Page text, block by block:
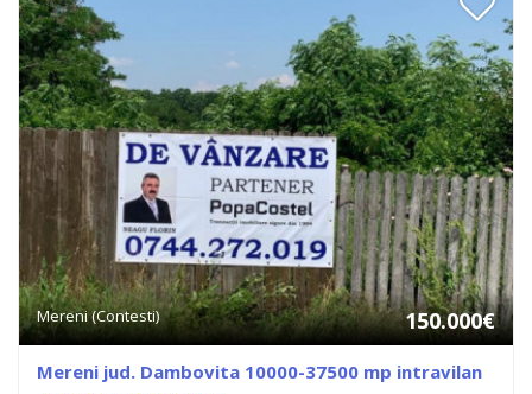
Mereni (Contesti) 150.000€
Mereni jud. Dambovita 10000-37500 mp intravilan